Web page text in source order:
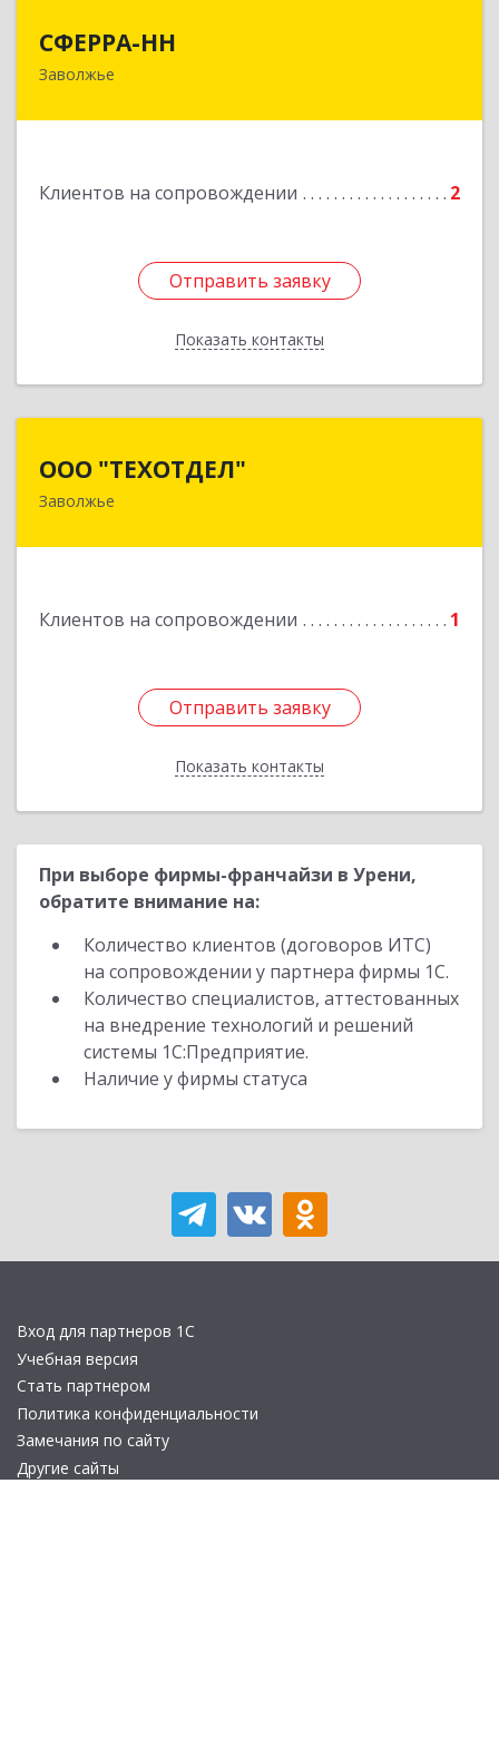
СФЕРРА-НН
Заволжье
Клиентов на сопровождении 2
Отправить заявку
Показать контакты
Отправить заявку
Назад
ООО "ТЕХОТДЕЛ"
Заволжье
Клиентов на сопровождении 1
Отправить заявку
Показать контакты
Отправить заявку
Назад
При выборе фирмы-франчайзи в Урени,
обратите внимание на:
Количество клиентов (договоров ИТС)
на сопровождении у партнера фирмы 1С.
Количество специалистов, аттестованных
на внедрение технологий и решений
системы 1С:Предприятие.
Наличие у фирмы статуса
Вход для партнеров 1С
Учебная версия
Стать партнером
Политика конфиденциальности
Замечания по сайту
Другие сайты